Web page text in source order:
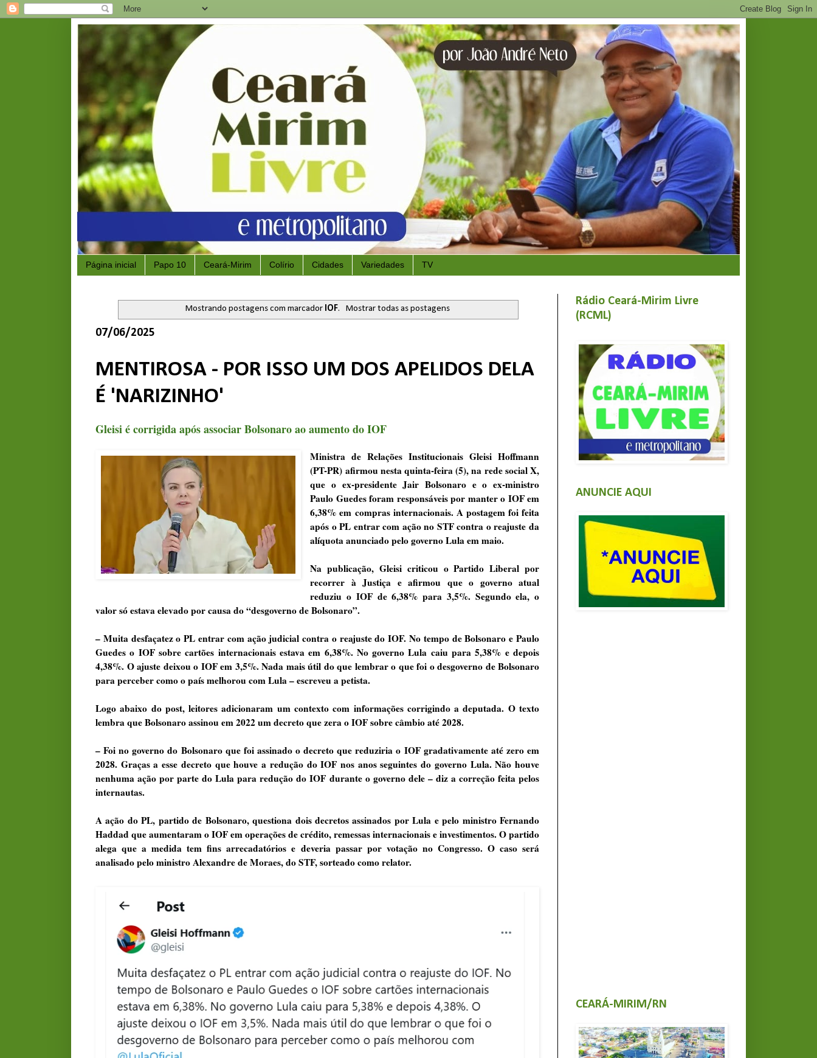
Página inicial Papo 10 Ceará-Mirim Colírio Cidades Variedades TV
Mostrando postagens com marcador IOF. Mostrar todas as postagens
07/06/2025
MENTIROSA - POR ISSO UM DOS APELIDOS DELA
É 'NARIZINHO'
Gleisi é corrigida após associar Bolsonaro ao aumento do IOF
Ministra de Relações Institucionais Gleisi Hoffmann
(PT-PR) afirmou nesta quinta-feira (5), na rede social X,
que o ex-presidente Jair Bolsonaro e o ex-ministro
Paulo Guedes foram responsáveis por manter o IOF em
6,38% em compras internacionais. A postagem foi feita
após o PL entrar com ação no STF contra o reajuste da
alíquota anunciado pelo governo Lula em maio.
Na publicação, Gleisi criticou o Partido Liberal por
recorrer à Justiça e afirmou que o governo atual
reduziu o IOF de 6,38% para 3,5%. Segundo ela, o
valor só estava elevado por causa do “desgoverno de Bolsonaro”.
– Muita desfaçatez o PL entrar com ação judicial contra o reajuste do IOF. No tempo de Bolsonaro e Paulo
Guedes o IOF sobre cartões internacionais estava em 6,38%. No governo Lula caiu para 5,38% e depois
4,38%. O ajuste deixou o IOF em 3,5%. Nada mais útil do que lembrar o que foi o desgoverno de Bolsonaro
para perceber como o país melhorou com Lula – escreveu a petista.
Logo abaixo do post, leitores adicionaram um contexto com informações corrigindo a deputada. O texto
lembra que Bolsonaro assinou em 2022 um decreto que zera o IOF sobre câmbio até 2028.
– Foi no governo do Bolsonaro que foi assinado o decreto que reduziria o IOF gradativamente até zero em
2028. Graças a esse decreto que houve a redução do IOF nos anos seguintes do governo Lula. Não houve
nenhuma ação por parte do Lula para redução do IOF durante o governo dele – diz a correção feita pelos
internautas.
A ação do PL, partido de Bolsonaro, questiona dois decretos assinados por Lula e pelo ministro Fernando
Haddad que aumentaram o IOF em operações de crédito, remessas internacionais e investimentos. O partido
alega que a medida tem fins arrecadatórios e deveria passar por votação no Congresso. O caso será
analisado pelo ministroAlexandre de Moraes, do STF, sorteado como relator.
Rádio Ceará-Mirim Livre
(RCML)
ANUNCIE AQUI
CEARÁ-MIRIM/RN